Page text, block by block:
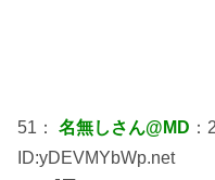
51： 名無しさん@MD
ID:yDEVMYbWp.net